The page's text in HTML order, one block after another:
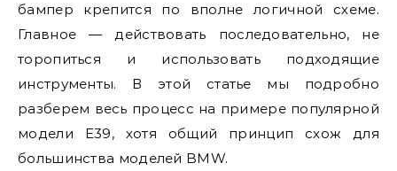
бампер крепится по вполне логичной схеме.
Главное — действовать последовательно, не
торопиться и использовать подходящие
инструменты. В этой статье мы подробно
разберем весь процесс на примере популярной
модели E39, хотя общий принцип схож для
большинства моделей BMW.